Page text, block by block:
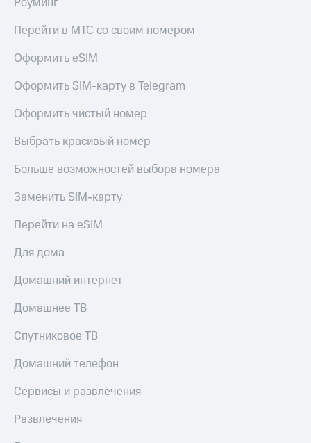
Перейти в МТС со своим номером
Оформить eSIM
Оформить SIM-карту в Telegram
Оформить чистый номер
Выбрать красивый номер
Больше возможностей выбора номера
Заменить SIM-карту
Перейти на eSIM
Для дома
Домашний интернет
Домашнее ТВ
Спутниковое ТВ
Домашний телефон
Сервисы и развлечения
Развлечения